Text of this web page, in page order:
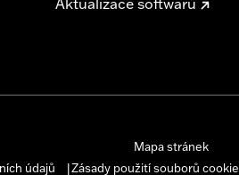
Mapa stránek
údajů Zásady použití souborů cookie